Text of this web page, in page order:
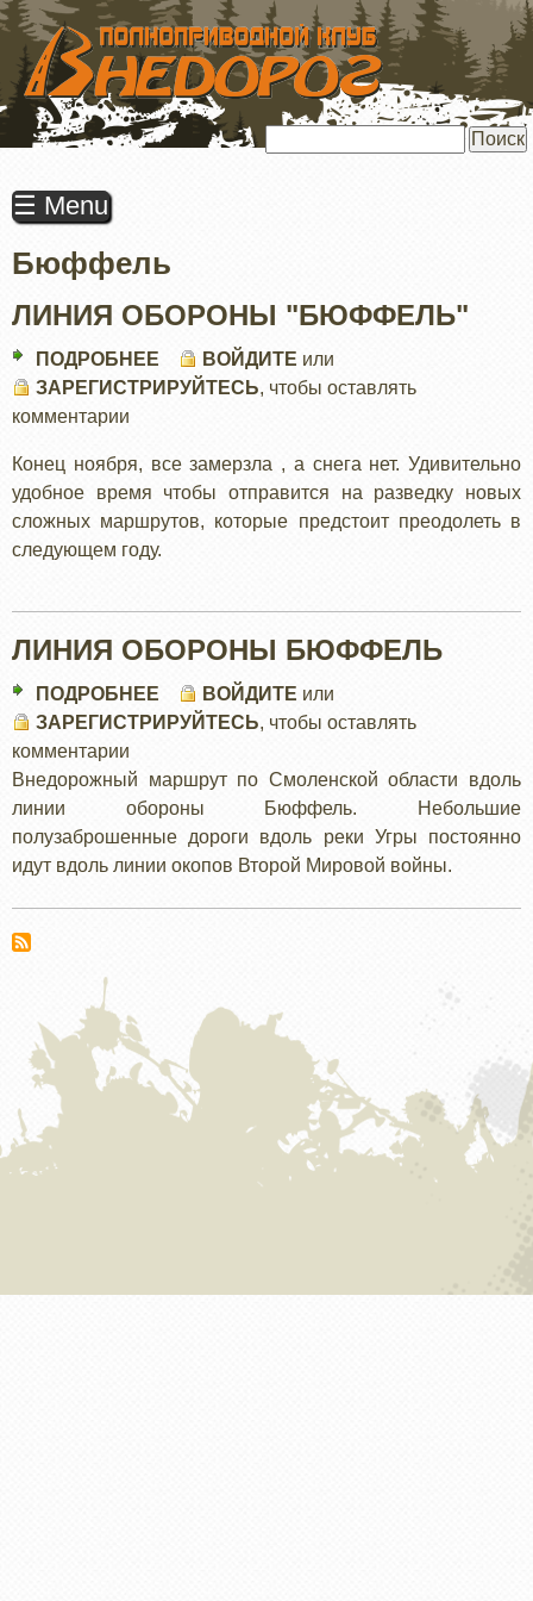
ПЕРЕЙТИ
ОСНОВНОМУ
СОДЕРЖАНИЮ
☰ Menu
Бюффель
ЛИНИЯ ОБОРОНЫ "БЮФФЕЛЬ"
ПОДРОБНЕЕ
ЛИНИЯ
ВОЙДИТЕ или
ЗАРЕГИСТРИРУЙТЕСЬ, чтобы оставлять
комментарии
Конец ноября, все замерзла , а снега нет. Удивительно
удобное время чтобы отправится на разведку новых
сложных маршрутов, которые предстоит преодолеть в
следующем году.
ЛИНИЯ ОБОРОНЫ БЮФФЕЛЬ
ПОДРОБНЕЕ
ЛИНИЯ
БЮФФЕЛЬ
ВОЙДИТЕ или
ЗАРЕГИСТРИРУЙТЕСЬ, чтобы оставлять
комментарии
Внедорожный маршрут по Смоленской области вдоль
линии обороны Бюффель. Небольшие
полузаброшенные дороги вдоль реки Угры постоянно
идут вдоль линии окопов Второй Мировой войны.